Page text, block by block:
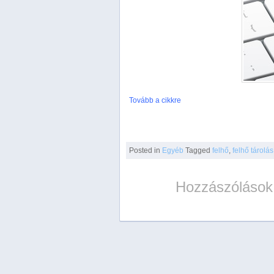
Tovább a cikkre
Posted in Egyéb Tagged felhő felhő tárolás